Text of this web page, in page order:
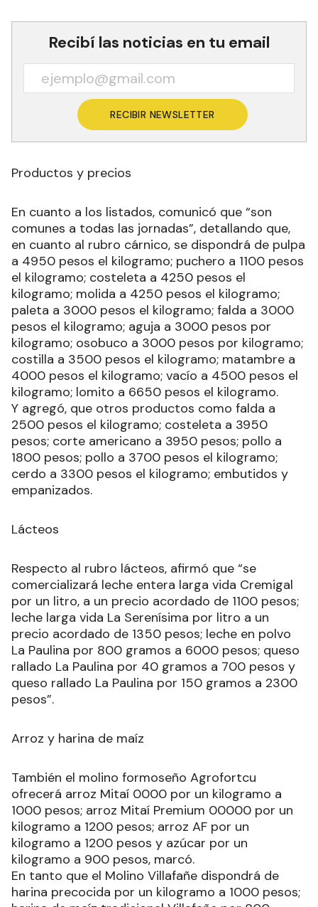
Recibí las noticias en tu email
RECIBIR NEWSLETTER
Productos y precios
En cuanto a los listados, comunicó que “son
comunes a todas las jornadas”, detallando que,
en cuanto al rubro cárnico, se dispondrá de pulpa
a 4950 pesos el kilogramo; puchero a 1100 pesos
el kilogramo; costeleta a 4250 pesos el
kilogramo; molida a 4250 pesos el kilogramo;
paleta a 3000 pesos el kilogramo; falda a 3000
pesos el kilogramo; aguja a 3000 pesos por
kilogramo; osobuco a 3000 pesos por kilogramo;
costilla a 3500 pesos el kilogramo; matambre a
4000 pesos el kilogramo; vacío a 4500 pesos el
kilogramo; lomito a 6650 pesos el kilogramo.
Y agregó, que otros productos como falda a
2500 pesos el kilogramo; costeleta a 3950
pesos; corte americano a 3950 pesos; pollo a
1800 pesos; pollo a 3700 pesos el kilogramo;
cerdo a 3300 pesos el kilogramo; embutidos y
empanizados.
Lácteos
Respecto al rubro lácteos, afirmó que “se
comercializará leche entera larga vida Cremigal
por un litro, a un precio acordado de 1100 pesos;
leche larga vida La Serenísima por litro a un
precio acordado de 1350 pesos; leche en polvo
La Paulina por 800 gramos a 6000 pesos; queso
rallado La Paulina por 40 gramos a 700 pesos y
queso rallado La Paulina por 150 gramos a 2300
pesos”.
Arroz y harina de maíz
También el molino formoseño Agrofortcu
ofrecerá arroz Mitaí 0000 por un kilogramo a
1000 pesos; arroz Mitaí Premium 00000 por un
kilogramo a 1200 pesos; arroz AF por un
kilogramo a 1200 pesos y azúcar por un
kilogramo a 900 pesos, marcó.
En tanto que el Molino Villafañe dispondrá de
harina precocida por un kilogramo a 1000 pesos;